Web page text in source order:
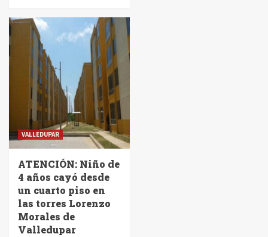
VALLEDUPAR
ATENCIÓN: Niño de
4 años cayó desde
un cuarto piso en
las torres Lorenzo
Morales de
Valledupar